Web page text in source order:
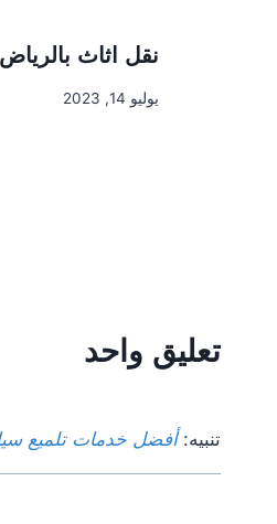
نقل اثاث
يوليو 14, 2023
تعليق واحد
تنبيه:أفضل خدمات تلميع